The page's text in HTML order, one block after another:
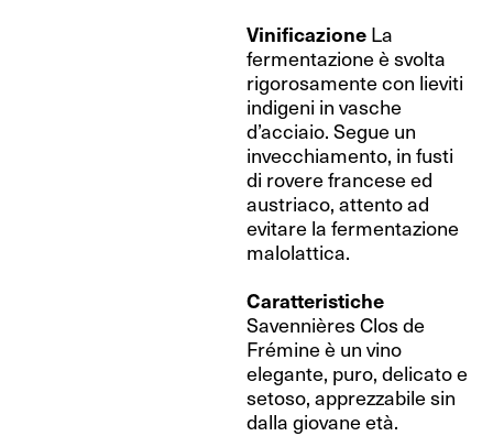
Vinificazione La
fermentazione è svolta
rigorosamente con lieviti
indigeni in vasche
d’acciaio. Segue un
invecchiamento, in fusti
di rovere francese ed
austriaco, attento ad
evitare la fermentazione
malolattica.
Caratteristiche
Savennières Clos de
Frémine è un vino
elegante, puro, delicato e
setoso, apprezzabile sin
dalla giovane età.